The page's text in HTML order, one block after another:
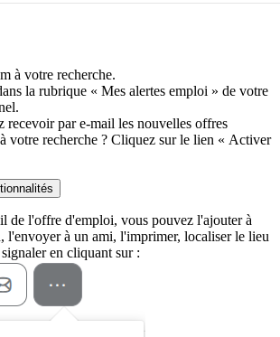
à votre recherche.
la rubrique « Mes alertes emploi » de votre
recevoir par e-mail les nouvelles offres
votre recherche ? Cliquez sur le lien « Activer
de l'offre d'emploi, vous pouvez l'ajouter à
l'envoyer à un ami, l'imprimer, localiser le lieu
en cliquant sur :